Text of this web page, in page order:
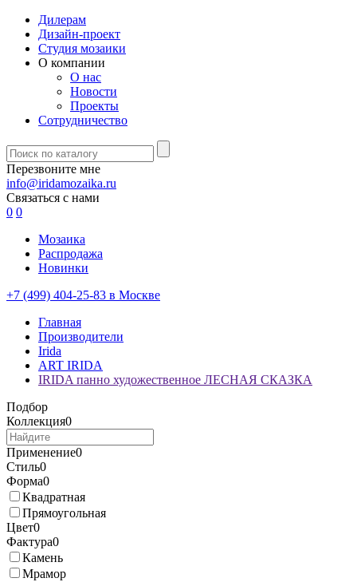
Дилерам
Дизайн-проект
Студия мозаики
О компании
О нас
Новости
Проекты
Сотрудничество
Перезвоните мне
info@iridamozaika.ru
Связаться с нами
0 0
Мозаика
Распродажа
Новинки
+7 (499) 404-25-83 в Москве
Главная
Производители
Irida
ART IRIDA
IRIDA панно художественное ЛЕСНАЯ СКАЗКА
Подбор
Коллекция0
Применение0
Стиль0
Форма0
Квадратная
Прямоугольная
Цвет0
Фактура0
Камень
Мрамор